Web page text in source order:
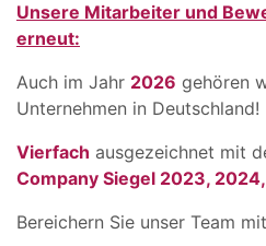
Unsere Mitarbeiter und
erneut:
Auch im Jahr 2026 gehören
Unternehmen in Deutschland!
Vierfach ausgezeichnet mit
Company Siegel 2023,
Bereichern Sie unser Team